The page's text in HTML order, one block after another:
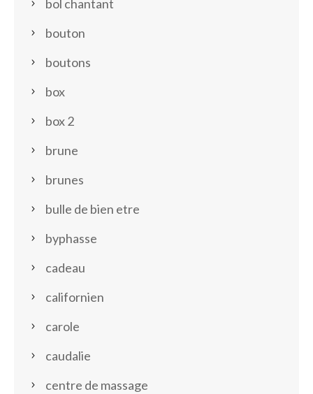
bol chantant
bouton
boutons
box
box 2
brune
brunes
bulle de bien etre
byphasse
cadeau
californien
carole
caudalie
centre de massage